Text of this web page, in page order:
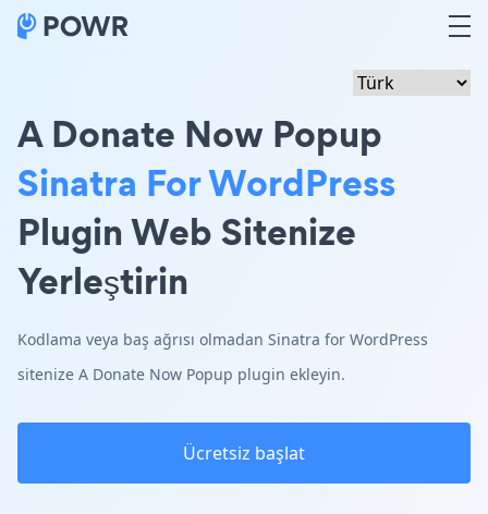
A Donate Now Popup
Sinatra For WordPress
Plugin Web Sitenize
Yerleştirin
Kodlama veya baş ağrısı olmadan Sinatra for WordPress
sitenize A Donate Now Popup plugin ekleyin.
Ücretsiz başlat